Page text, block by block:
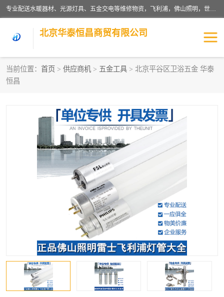
专业配送水暖器材、光源灯具、五金交电等维修物资，飞利浦，佛山照明，世达，博世，九牧，特陶等各产品涉及国内外知名品牌。公司专注与物业、学校、酒店、工厂等单位合作，提供一站式配送服务，降低客户综合成本。依托电子商务改变传统模式，以专业的团队为客户提供24H物资配送到达，货到月结、统一开票，便捷退换等服务，提高了企业的运营效率。
北京华泰恒昌商贸有限公司
当前位置： 首页 > 供应商机 > 五金工具 > 北京平谷区卫浴五金 华泰
恒昌
水暖阀门
涂料辅材